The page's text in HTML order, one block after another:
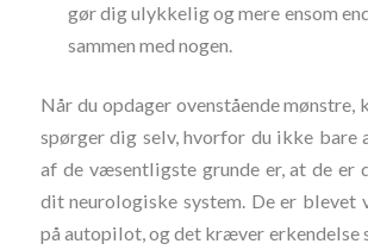
gør dig ulykkelig og mere ensom
sammen med nogen.
Når du opdager ovenstående mønstre,
spørger dig selv, hvorfor du ikke bare
af de væsentligste grunde er, at de er
dit neurologiske system. De er blevet
på autopilot, og det kræver erkendelse